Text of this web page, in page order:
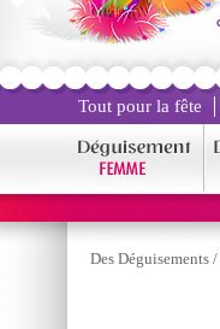
Tout pour la fête
Des Déguisements /